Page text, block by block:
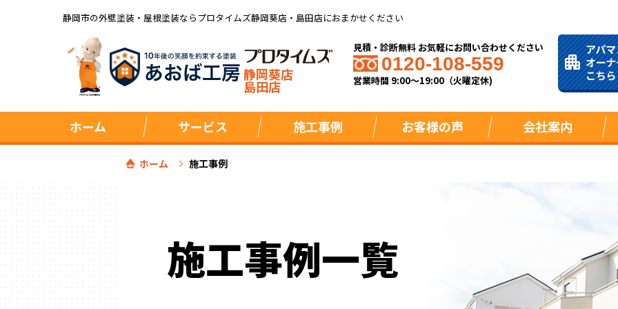
静岡市の外壁塗装・屋根塗装ならプロタイムズ静岡葵店・島田店におまかせください
静岡葵店
島田店
見積・診断無料 お気軽にお問い合わせください
0120-108-559
営業時間 9:00～19:00（火曜定休)
ホーム サービス 施工事例 お客様の声 会社案内
ホーム 施工事例
施工事例一覧